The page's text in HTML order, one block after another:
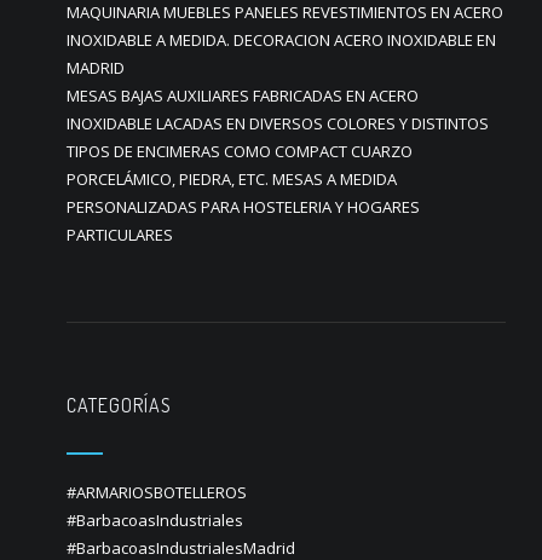
MAQUINARIA MUEBLES PANELES REVESTIMIENTOS EN ACERO
INOXIDABLE A MEDIDA. DECORACION ACERO INOXIDABLE EN
MADRID
MESAS BAJAS AUXILIARES FABRICADAS EN ACERO
INOXIDABLE LACADAS EN DIVERSOS COLORES Y DISTINTOS
TIPOS DE ENCIMERAS COMO COMPACT CUARZO
PORCELÁMICO, PIEDRA, ETC. MESAS A MEDIDA
PERSONALIZADAS PARA HOSTELERIA Y HOGARES
PARTICULARES
CATEGORÍAS
#ARMARIOSBOTELLEROS
#BarbacoasIndustriales
#BarbacoasIndustrialesMadrid